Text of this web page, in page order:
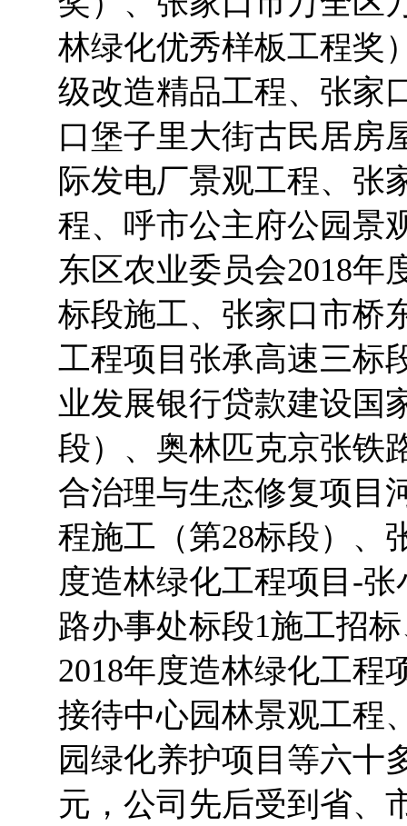
林绿化优秀样板工程奖
级改造精品工程、张家
口堡子里大街古民居房
际发电厂景观工程、张
程、呼市公主府公园景
东区农业委员会2018年
标段施工、张家口市桥
工程项目张承高速三标
业发展银行贷款建设国
段）、奥林匹克京张铁
合治理与生态修复项目
程施工（第28标段）、
度造林绿化工程项目-
路办事处标段1施工招
2018年度造林绿化工程
接待中心园林景观工程
园绿化养护项目等六十
元，公司先后受到省、